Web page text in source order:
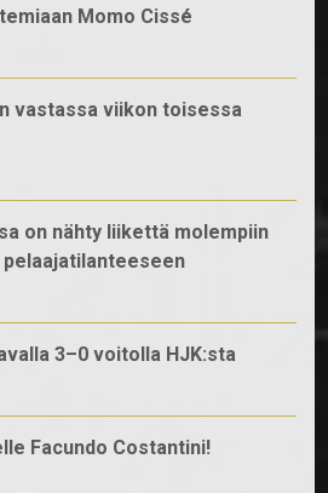
Momo Cissé
vastassa viikon toisessa
on nähty liikettä molempiin
3–0 voitolla HJK:sta
Facundo Costantini!